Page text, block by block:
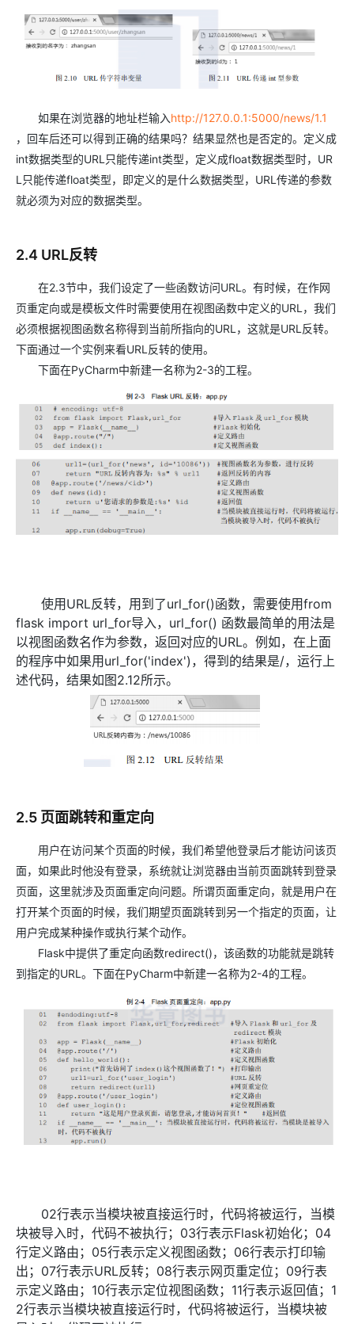
如果在浏览器的地址栏输入http://127.0.0.1:5000/news/1.1
，回车后还可以得到正确的结果吗？结果显然也是否定的。定义成
int数据类型的URL只能传递int类型，定义成float数据类型时，UR
L只能传递float类型，即定义的是什么数据类型，URL传递的参数
就必须为对应的数据类型。
2.4 URL反转
在2.3节中，我们设定了一些函数访问URL。有时候，在作网
页重定向或是模板文件时需要使用在视图函数中定义的URL，我们
必须根据视图函数名称得到当前所指向的URL，这就是URL反转。
下面通过一个实例来看URL反转的使用。
下面在PyCharm中新建一名称为2-3的工程。
使用URL反转，用到了url_for()函数，需要使用from
flask import url_for导入，url_for() 函数最简单的用法是
以视图函数名作为参数，返回对应的URL。例如，在上面
的程序中如果用url_for('index')，得到的结果是/，运行上
述代码，结果如图2.12所示。
2.5 页面跳转和重定向
用户在访问某个页面的时候，我们希望他登录后才能访问该页
面，如果此时他没有登录，系统就让浏览器由当前页面跳转到登录
页面，这里就涉及页面重定向问题。所谓页面重定向，就是用户在
打开某个页面的时候，我们期望页面跳转到另一个指定的页面，让
用户完成某种操作或执行某个动作。
Flask中提供了重定向函数redirect()，该函数的功能就是跳转
到指定的URL。下面在PyCharm中新建一名称为2-4的工程。
02行表示当模块被直接运行时，代码将被运行，当模
块被导入时，代码不被执行；03行表示Flask初始化；04
行定义路由；05行表示定义视图函数；06行表示打印输
出；07行表示URL反转；08行表示网页重定位；09行表
示定义路由；10行表示定位视图函数；11行表示返回值；1
2行表示当模块被直接运行时，代码将被运行，当模块被